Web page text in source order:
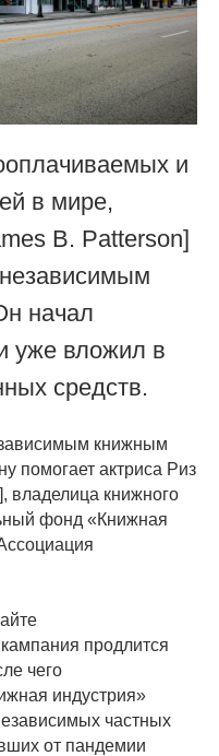
и
в мире,
B. Patterson]
начал
уже вложил в
средств.
книжным
помогает актриса Риз
владелица книжного
фонд «Книжная
продлится
чего
индустрия»
частных
от пандемии